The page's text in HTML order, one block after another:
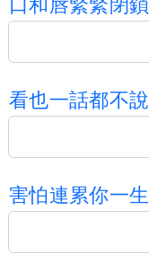
口和 唇緊緊閉鎖
看也一話都不說
害怕連 累你一生